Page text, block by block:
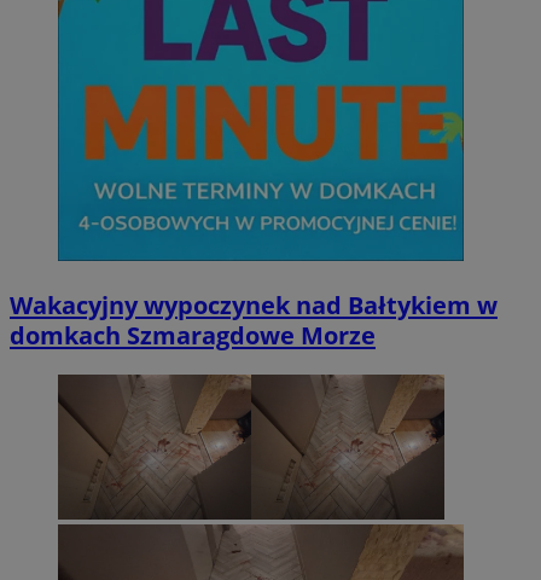
Wakacyjny wypoczynek nad Bałtykiem w
domkach Szmaragdowe Morze